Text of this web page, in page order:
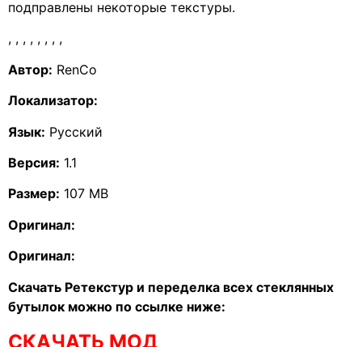
подправлены некоторые текстуры.
, , , , , , , ,
Автор: RenCo
Локализатор:
Язык: Русский
Версия: 1.1
Размер: 107 MB
Оригинал:
Оригинал:
Скачать Ретекстур и переделка всех стеклянных
бутылок можно по ссылке ниже:
СКАЧАТЬ МОД